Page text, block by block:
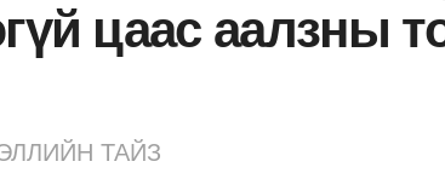
цаас аалзны
ТАЙЗ